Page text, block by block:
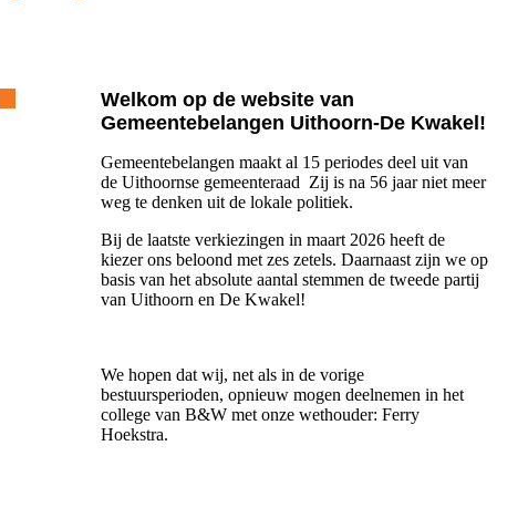
Welkom op de website van
Gemeentebelangen Uithoorn-De Kwakel!
Gemeentebelangen maakt al 15 periodes deel uit van
de Uithoornse gemeenteraad Zij is na 56 jaar niet meer
weg te denken uit de lokale politiek.
Bij de laatste verkiezingen in maart 2026 heeft de
kiezer ons beloond met zes zetels. Daarnaast zijn we op
basis van het absolute aantal stemmen de tweede partij
van Uithoorn en De Kwakel!
We hopen dat wij, net als in de vorige
bestuursperioden, opnieuw mogen deelnemen in het
college van B&W met onze wethouder: Ferry
Hoekstra.